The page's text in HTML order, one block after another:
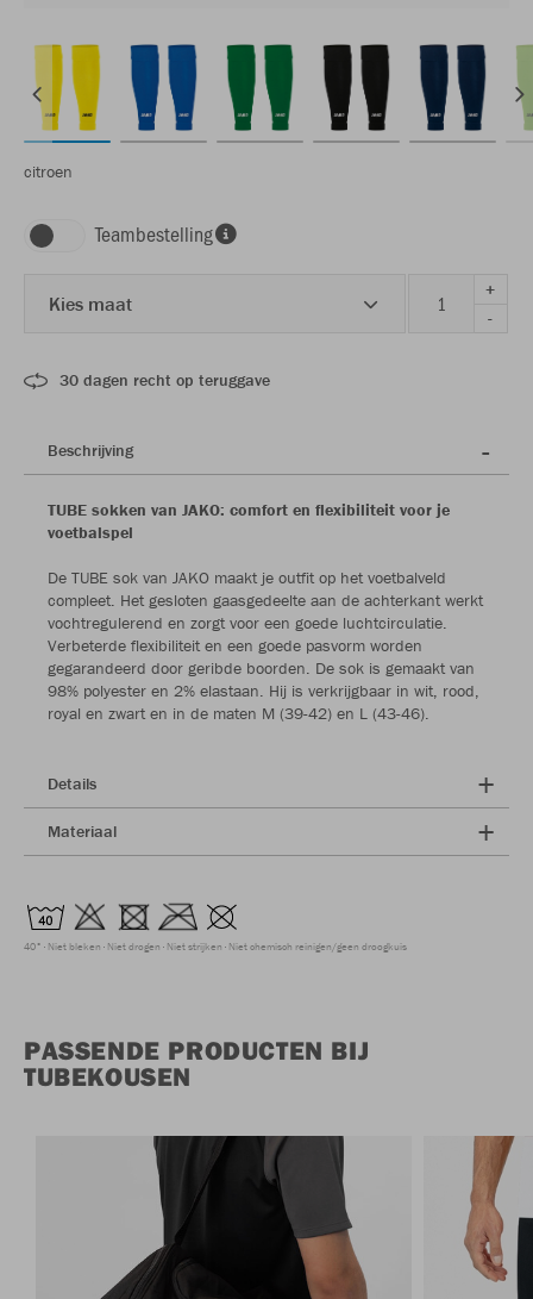
citroen
Teambestelling
Kies maat
+
-
30 dagen recht op teruggave
Beschrijving
TUBE sokken van JAKO: comfort en flexibiliteit voor je
voetbalspel
De TUBE sok van JAKO maakt je outfit op het voetbalveld
compleet. Het gesloten gaasgedeelte aan de achterkant werkt
vochtregulerend en zorgt voor een goede luchtcirculatie.
Verbeterde flexibiliteit en een goede pasvorm worden
gegarandeerd door geribde boorden. De sok is gemaakt van
98% polyester en 2% elastaan. Hij is verkrijgbaar in wit, rood,
royal en zwart en in de maten M (39-42) en L (43-46).
Details
Materiaal
40° Niet bleken Niet drogen Niet strijken Niet chemisch reinigen/geen droogkuis
PASSENDE PRODUCTEN BIJ
TUBEKOUSEN